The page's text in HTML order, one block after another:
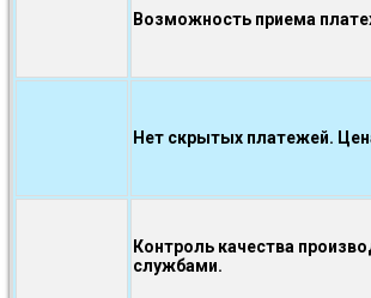
Возможность приема
Нет скрытых платежей.
Контроль качества
службами.